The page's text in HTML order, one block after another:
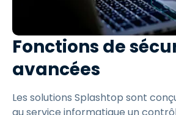
Fonctions de
avancées
Les solutions Splashtop sont
au service informatique un